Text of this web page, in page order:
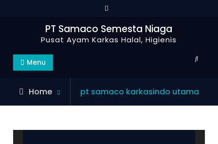
PT Samaco Semesta Niaga
Pusat Ayam Karkas Halal, Higienis
Menu Search
Home
Posts
tagged
pt samaco karkasindo utama